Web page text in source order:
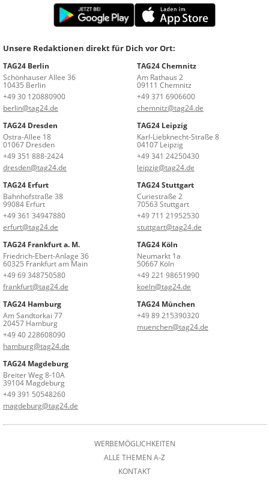
Unsere Redaktionen direkt für Dich vor Ort:
TAG24 Berlin
Schönhauser Allee 36
10435 Berlin
+49 30 120880900
berlin@tag24.de
TAG24 Chemnitz
Am Rathaus 2
09111 Chemnitz
+49 371 6906600
chemnitz@tag24.de
TAG24 Dresden
Ostra-Allee 18
01067 Dresden
+49 351 888-2424
dresden@tag24.de
TAG24 Leipzig
Karl-Liebknecht-Straße 8
04107 Leipzig
+49 341 24250430
leipzig@tag24.de
TAG24 Erfurt
Bahnhofstraße 38
99084 Erfurt
+49 361 34947880
erfurt@tag24.de
TAG24 Stuttgart
Curiestraße 2
70563 Stuttgart
+49 711 21952530
stuttgart@tag24.de
TAG24 Frankfurt a. M.
Friedrich-Ebert-Anlage 36
60325 Frankfurt am Main
+49 69 348750580
frankfurt@tag24.de
TAG24 Köln
Neumarkt 1a
50667 Köln
+49 221 98651990
koeln@tag24.de
TAG24 Hamburg
Am Sandtorkai 77
20457 Hamburg
+49 40 228608090
hamburg@tag24.de
TAG24 München
+49 89 215390320
muenchen@tag24.de
TAG24 Magdeburg
Breiter Weg 8-10A
39104 Magdeburg
+49 391 50548260
magdeburg@tag24.de
WERBEMÖGLICHKEITEN
ALLE THEMEN A-Z
KONTAKT